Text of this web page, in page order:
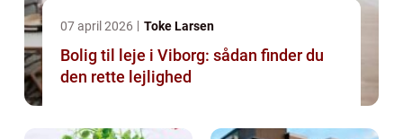
07 april 2026 Toke Larsen
Bolig til leje i Viborg: sådan finder du
den rette lejlighed